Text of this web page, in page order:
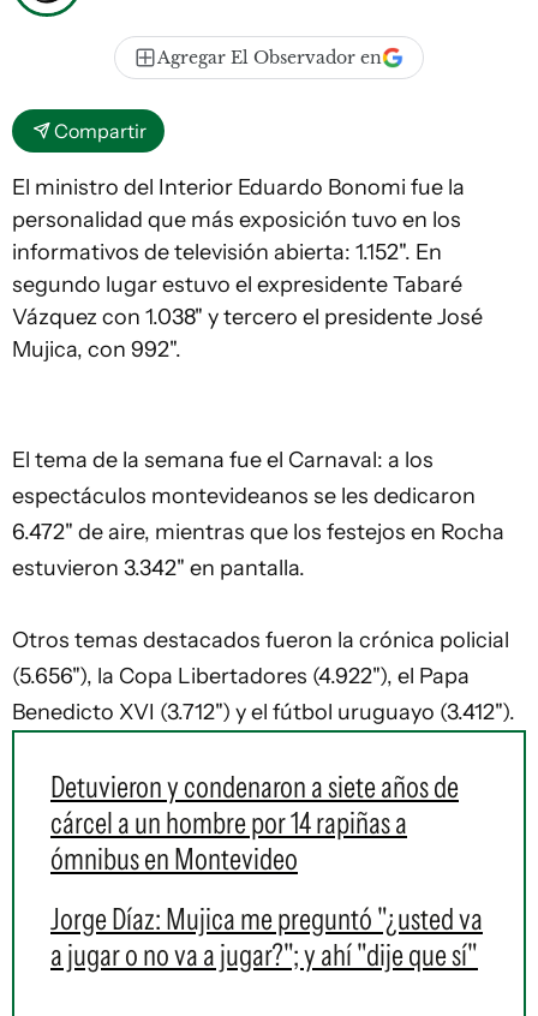
Agregar El Observador en
Compartir
El ministro del Interior Eduardo Bonomi fue la
personalidad que más exposición tuvo en los
informativos de televisión abierta: 1.152". En
segundo lugar estuvo el expresidente Tabaré
Vázquez con 1.038" y tercero el presidente José
Mujica, con 992".
El tema de la semana fue el Carnaval: a los
espectáculos montevideanos se les dedicaron
6.472" de aire, mientras que los festejos en Rocha
estuvieron 3.342" en pantalla.
Otros temas destacados fueron la crónica policial
(5.656"), la Copa Libertadores (4.922"), el Papa
Benedicto XVI (3.712") y el fútbol uruguayo (3.412").
Detuvieron y condenaron a siete años de
cárcel a un hombre por 14 rapiñas a
ómnibus en Montevideo
Jorge Díaz: Mujica me preguntó "¿usted va
a jugar o no va a jugar?"; y ahí "dije que sí"